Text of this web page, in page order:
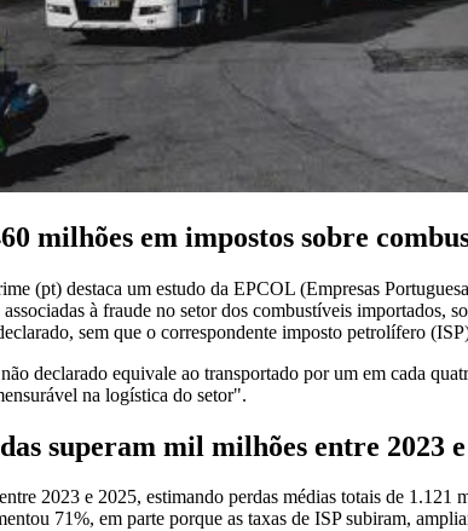
milhões em impostos sobre
(pt) destaca um estudo da EPCOL (Empresas
à fraude no setor dos combustíveis importados,
sem que o correspondente imposto petrolífero
declarado equivale ao transportado por um em cada
na logística do setor".
superam mil milhões entre 2023
2023 e 2025, estimando perdas médias totais de
71%, em parte porque as taxas de ISP subiram,